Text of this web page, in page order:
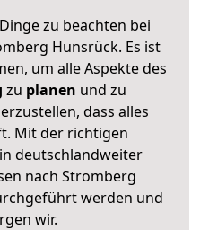
zu beachten bei
Hunsrück. Es ist
um alle Aspekte des
zu planen und zu
dass alles
Mit der richtigen
deutschlandweiter
nach Stromberg
werden und
wir.